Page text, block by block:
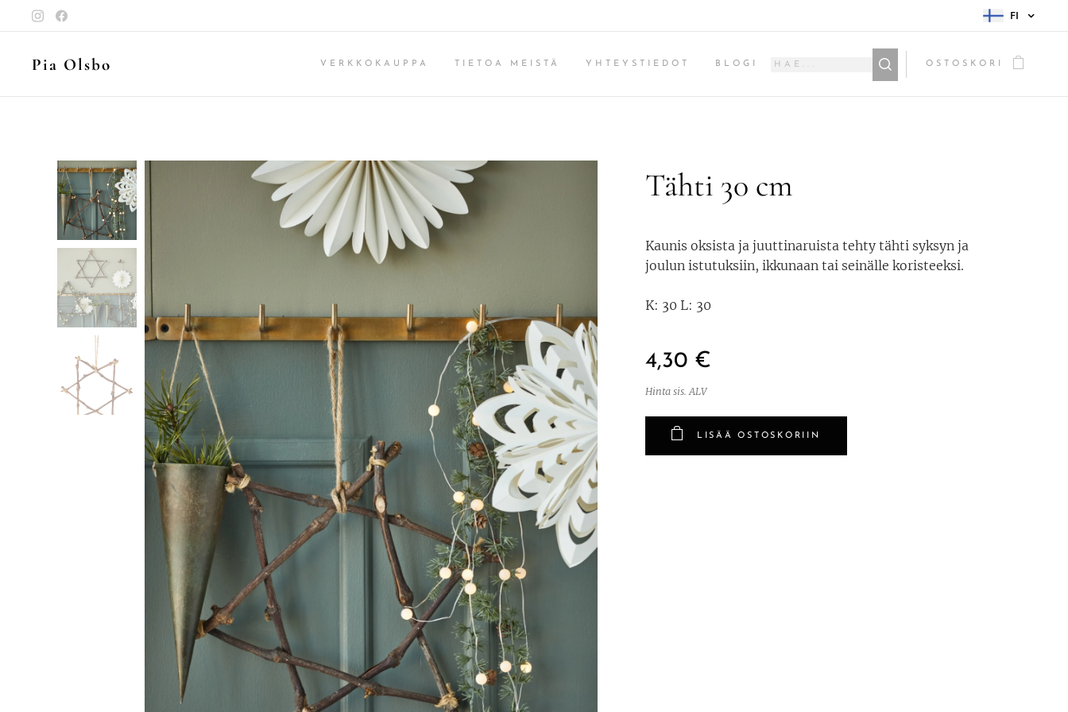
FI
Pia Olsbo VERKKOKAUPPA TIETOA MEISTÄ YHTEYSTIEDOT BLOGI OSTOSKORI
Tähti 30 cm
Kaunis oksista ja juuttinaruista tehty tähti syksyn ja
joulun istutuksiin, ikkunaan tai seinälle koristeeksi.
K: 30 L: 30
4,30 €
Hinta sis. ALV
LISÄÄ OSTOSKORIIN